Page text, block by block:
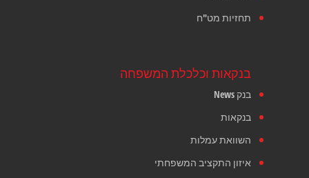
תחזיות מט"ח
בנקאות וכלכלת המשפחה
בנק News
בנקאות
השוואת עמלות
איזון התקציב המשפחתי